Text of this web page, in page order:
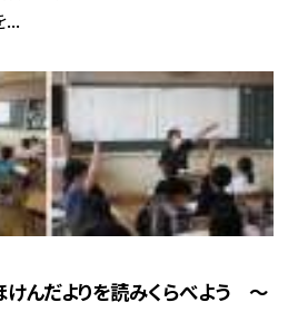
...
んだよりを読みくらべよう 〜